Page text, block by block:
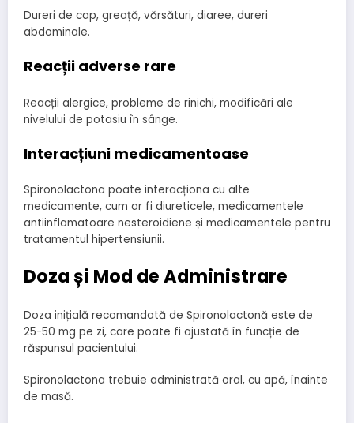
Dureri de cap, greață, vărsături, diaree, dureri
abdominale.
Reacții adverse rare
Reacții alergice, probleme de rinichi, modificări ale
nivelului de potasiu în sânge.
Interacțiuni medicamentoase
Spironolactona poate interacționa cu alte
medicamente, cum ar fi diureticele, medicamentele
antiinflamatoare nesteroidiene și medicamentele pentru
tratamentul hipertensiunii.
Doza și Mod de Administrare
Doza inițială recomandată de Spironolactonă este de
25-50 mg pe zi, care poate fi ajustată în funcție de
răspunsul pacientului.
Spironolactona trebuie administrată oral, cu apă, înainte
de masă.